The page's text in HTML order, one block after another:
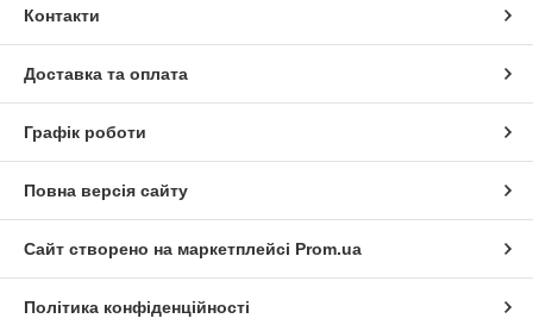
Контакти
Доставка та оплата
Графік роботи
Повна версія сайту
Сайт створено на маркетплейсі Prom.ua
Політика конфіденційності